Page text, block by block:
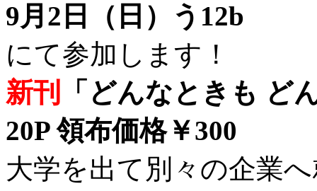
9月2日（日）う12b
にて参加します！
新刊
「どんなときも ど
20P 領布価格￥300
大学を出て別々の企業